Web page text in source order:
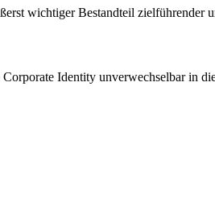
wichtiger Bestandteil zielführender
Identity unverwechselbar in